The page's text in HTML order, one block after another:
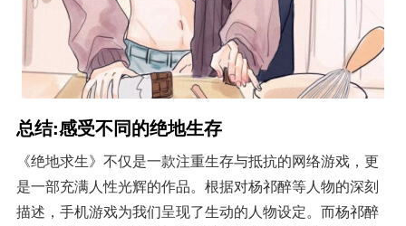
总结:感受不同的绝地生存
《绝地求生》不仅是一款注重生存与抵抗的网络游戏，更
是一部充满人性光辉的作品。根据对杨祁醉等人物的深刻
描述，手机游戏为我们呈现了生动的人物设定。而杨祁醉